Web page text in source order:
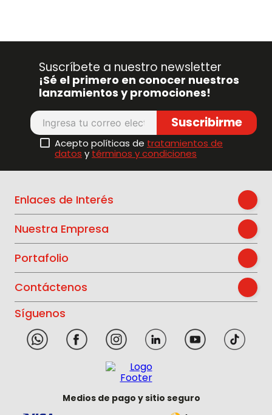
Suscríbete a nuestro newsletter
¡Sé el primero en conocer nuestros
lanzamientos y promociones!
Suscribirme
Acepto políticas de tratamientos de
datos y términos y condiciones
Enlaces de Interés
Nuestra Empresa
Portafolio
Contáctenos
Síguenos
Medios de pago y sitio seguro